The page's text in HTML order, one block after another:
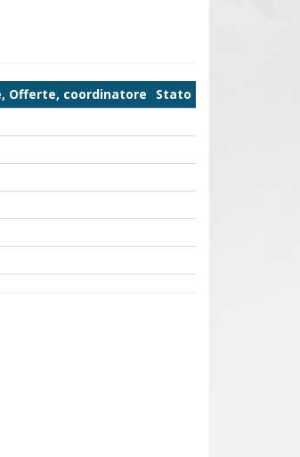
Offerte, coordinatore
Stato